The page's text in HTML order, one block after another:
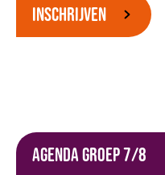
INSCHRIJVEN
Agenda groep 7/8